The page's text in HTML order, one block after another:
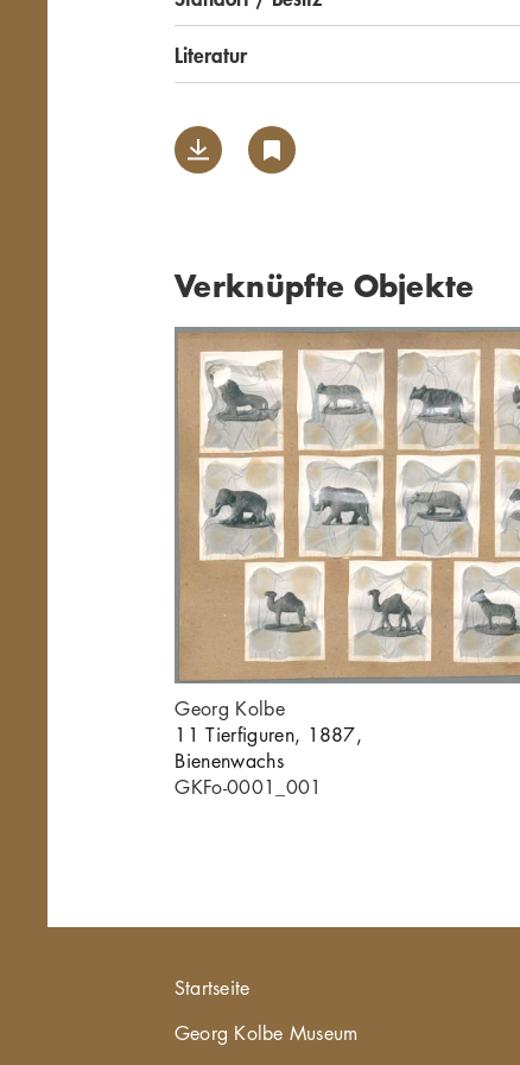
Literatur
Verknüpfte Objekte
Georg Kolbe
11 Tierfiguren, 1887,
Bienenwachs
GKFo-0001_001
Hauptnavigation
Startseite
Georg Kolbe Museum